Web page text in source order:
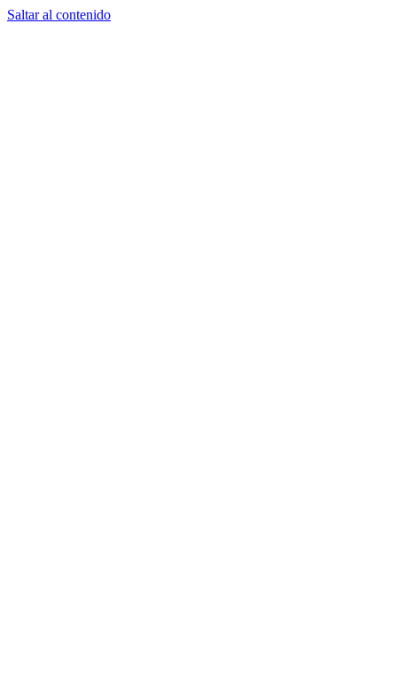
Saltar al contenido